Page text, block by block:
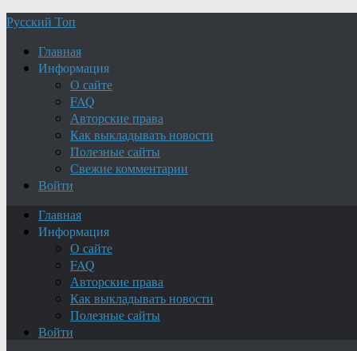
Русский Топ
Главная
Информация
О сайте
FAQ
Авторские права
Как выкладывать новости
Полезные сайты
Свежие комментарии
Войти
Главная
Информация
О сайте
FAQ
Авторские права
Как выкладывать новости
Полезные сайты
Войти